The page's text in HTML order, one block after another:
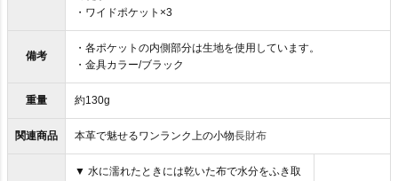
・ワイドポケット×3
備考
・各ポケットの内側部分は生地を使用しています。
・金具カラー/ブラック
重量 約130g
関連商品 本革で魅せるワンランク上の小物長財布
▼ 水に濡れたときには乾いた布で水分をふき取